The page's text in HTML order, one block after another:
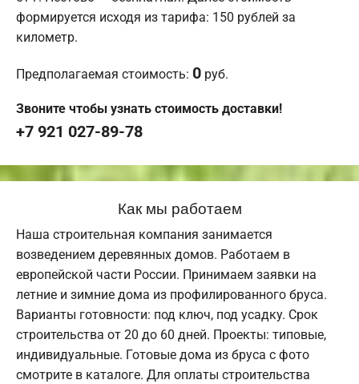
формируется исходя из тарифа: 150 рублей за
километр.
Предполагаемая стоимость: 0 руб.
Звоните чтобы узнать стоимость доставки!
+7 921 027-89-78
Как мы работаем
Наша строительная компания занимается
возведением деревянных домов. Работаем в
европейской части России. Принимаем заявки на
летние и зимние дома из профилированного бруса.
Варианты готовности: под ключ, под усадку. Срок
строительства от 20 до 60 дней. Проекты: типовые,
индивидуальные. Готовые дома из бруса с фото
смотрите в каталоге. Для оплаты строительства